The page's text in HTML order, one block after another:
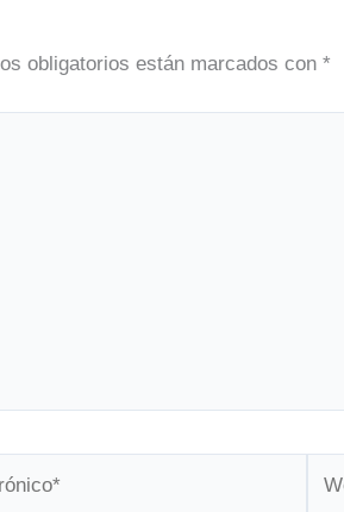
obligatorios están marcados con *